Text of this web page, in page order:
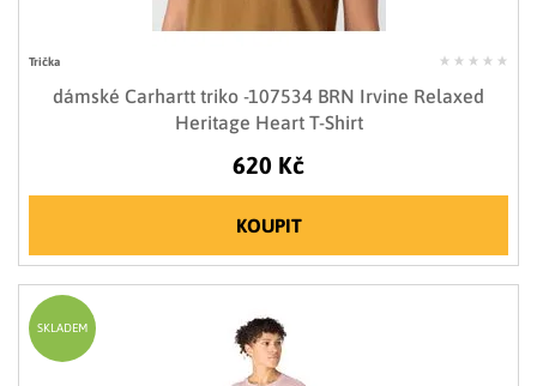
Trička
dámské Carhartt triko -107534 BRN Irvine Relaxed
Heritage Heart T-Shirt
620 Kč
KOUPIT
SKLADEM